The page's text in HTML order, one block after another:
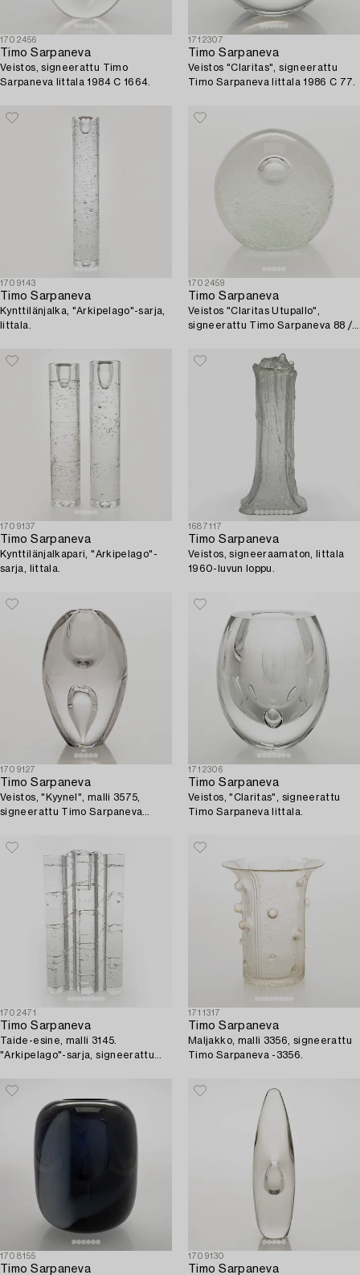
1702456
Timo Sarpaneva
Veistos, signeerattu Timo
Sarpaneva Iittala 1984 C 1664.
1712307
Timo Sarpaneva
Veistos "Claritas", signeerattu
Timo Sarpaneva Iittala 1986 C 77.
1709143
Timo Sarpaneva
Kynttilänjalka, "Arkipelago"-sarja,
Iittala.
1702459
Timo Sarpaneva
Veistos "Claritas Utupallo",
signeerattu Timo Sarpaneva 88 /
1709137
Timo Sarpaneva
Kynttilänjalkapari, "Arkipelago"-
sarja, Iittala.
1687117
Timo Sarpaneva
Veistos, signeeraamaton, Iittala
1960-luvun loppu.
1709127
Timo Sarpaneva
Veistos, "Kyynel", malli 3575,
signeerattu Timo Sarpaneva
1712306
Timo Sarpaneva
Veistos, "Claritas", signeerattu
Timo Sarpaneva Iittala.
1702471
Timo Sarpaneva
Taide-esine, malli 3145.
"Arkipelago"-sarja, signeerattu
1711317
Timo Sarpaneva
Maljakko, malli 3356, signeerattu
Timo Sarpaneva -3356.
1708155
Timo Sarpaneva
1709130
Timo Sarpaneva